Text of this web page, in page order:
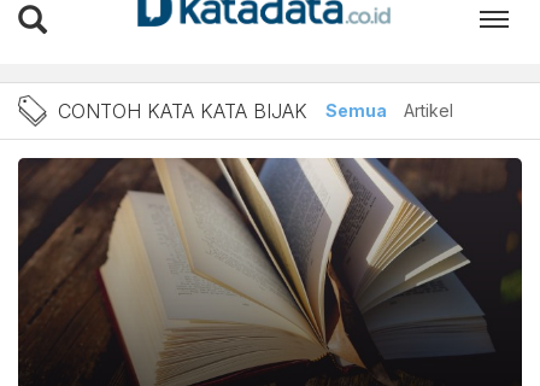
Berita contoh kata kata
CONTOH KATA KATA BIJAK Semua Artikel